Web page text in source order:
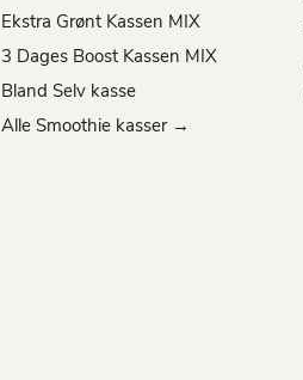
Ekstra Grønt Kassen MIX
3 Dages Boost Kassen MIX
Bland Selv kasse
Alle Smoothie kasser →